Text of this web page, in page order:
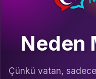
Neden
Çünkü vatan,